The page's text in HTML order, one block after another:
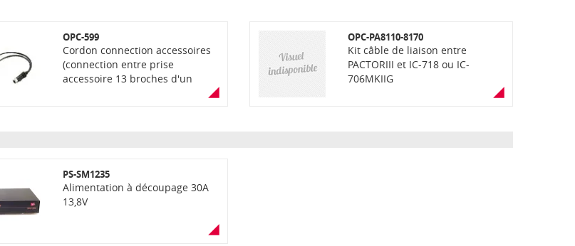
OPC-599
Cordon connection accessoires
(connection entre prise
accessoire 13 broches d'un
OPC-PA8110-8170
Kit câble de liaison entre
PACTORIII et IC-718 ou IC-
706MKIIG
PS-SM1235
Alimentation à découpage 30A
13,8V